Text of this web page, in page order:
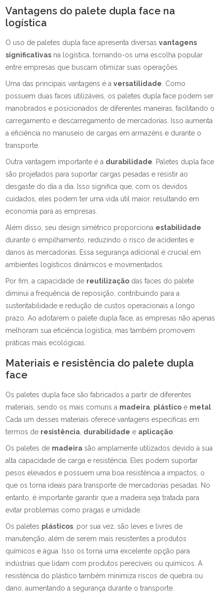
Vantagens do palete dupla face na
logística
O uso de paletes dupla face apresenta diversasvantagens
significativas na logística, tornando-os uma escolha popular
entre empresas que buscam otimizar suas operações.
Uma das principais vantagens é aversatilidade . Como
possuem duas faces utilizáveis, os paletes dupla face podem ser
manobrados e posicionados de diferentes maneiras, facilitando o
carregamento e descarregamento de mercadorias. Isso aumenta
a eficiência no manuseio de cargas em armazéns e durante o
transporte.
Outra vantagem importante é a durabilidade . Paletes dupla face
são projetados para suportar cargas pesadas e resistir ao
desgaste do dia a dia. Isso significa que, com os devidos
cuidados, eles podem ter uma vida útil maior, resultando em
economia para as empresas.
Além disso, seu design simétrico proporciona estabilidade
durante o empilhamento, reduzindo o risco de acidentes e
danos às mercadorias. Essa segurança adicional é crucial em
ambientes logísticos dinâmicos e movimentados.
Por fim, a capacidade de reutilização das faces do palete
diminui a frequência de reposição, contribuindo para a
sustentabilidade e redução de custos operacionais a longo
prazo. Ao adotarem o palete dupla face, as empresas não apenas
melhoram sua eficiência logística, mas também promovem
práticas mais ecológicas.
Materiais e resistência do palete dupla
face
Os paletes dupla face são fabricados a partir de diferentes
materiais, sendo os mais comuns a madeira plástico e metal
Cada um desses materiais oferece vantagens específicas em
termos de resistência durabilidade e aplicação
Os paletes de madeira são amplamente utilizados devido à sua
alta capacidade de carga e resistência. Eles podem suportar
pesos elevados e possuem uma boa resistência a impactos, o
que os torna ideais para transporte de mercadorias pesadas. No
entanto, é importante garantir que a madeira seja tratada para
evitar problemas como pragas e umidade.
Os paletes plásticos , por sua vez, são leves e livres de
manutenção, além de serem mais resistentes a produtos
químicos e água. Isso os torna uma excelente opção para
indústrias que lidam com produtos perecíveis ou químicos. A
resistência do plástico também minimiza riscos de quebra ou
dano, aumentando a segurança durante o transporte.